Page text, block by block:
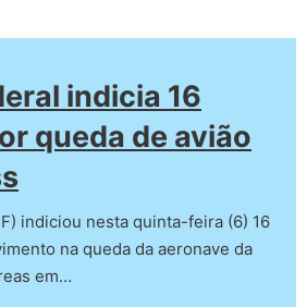
indicia 16
queda de avião
indiciou nesta quinta-feira (6) 16
na queda da aeronave da
em…